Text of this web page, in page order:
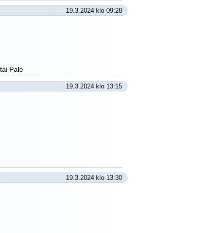
19.3.2024 klo 09:28
Pale
19.3.2024 klo 13:15
19.3.2024 klo 13:30